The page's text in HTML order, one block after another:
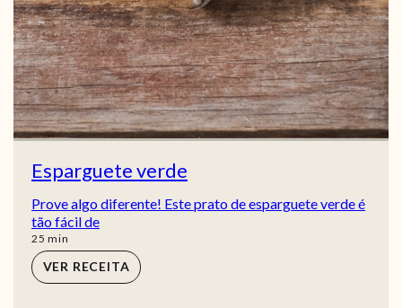
Esparguete verde
Prove algo diferente! Este prato de esparguete verde é
tão fácil de
25 min
min
VER RECEITA